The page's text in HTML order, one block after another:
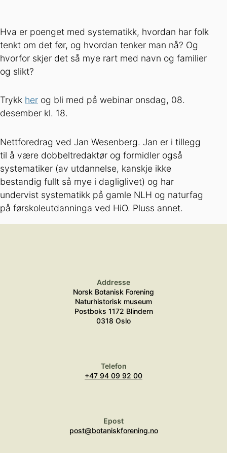
Hva er poenget med systematikk, hvordan har folk
tenkt om det før, og hvordan tenker man nå? Og
hvorfor skjer det så mye rart med navn og familier
og slikt?
Trykk her og bli med på webinar onsdag, 08.
desember kl. 18.
Nettforedrag ved Jan Wesenberg. Jan er i tillegg
til å være dobbeltredaktør og formidler også
systematiker (av utdannelse, kanskje ikke
bestandig fullt så mye i dagliglivet) og har
undervist systematikk på gamle NLH og naturfag
på førskoleutdanninga ved HiO. Pluss annet.
Addresse
Norsk Botanisk Forening
Naturhistorisk museum
Postboks 1172 Blindern
0318 Oslo
Telefon
+47 94 09 92 00
Epost
post@botaniskforening.no